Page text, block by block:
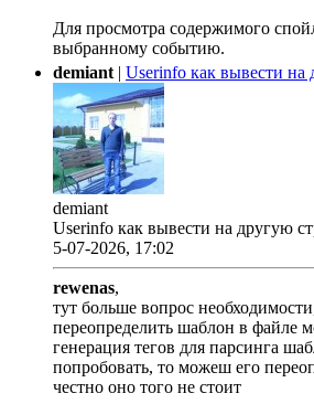
Для просмотра содержимого
выбранному событию.
demiant | Userinfo как вывести на
demiant
Userinfo как вывести на другую
5-07-2026, 17:02
rewenas,
тут больше вопрос
переопределить шаблон в файле
генерация тегов для парсинга
попробовать, то можеш его
честно оно того не стоит